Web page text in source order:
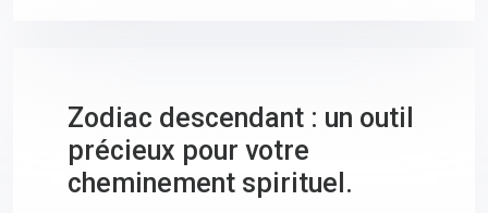
Zodiac descendant : un outil
précieux pour votre
cheminement spirituel.